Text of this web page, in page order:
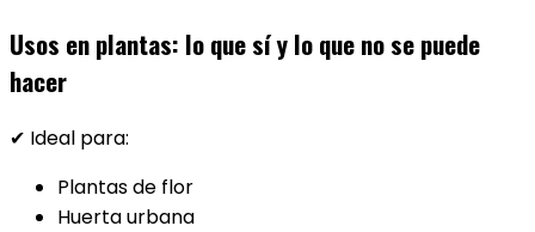
Usos en plantas: lo que sí y lo que no se puede
hacer
✔ Ideal para:
Plantas de flor
Huerta urbana